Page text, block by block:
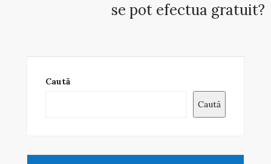
se pot efectua gratuit?
Caută
Caută